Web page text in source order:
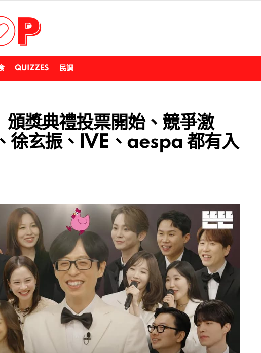
QUIZZES 民調
獎典禮投票開始、競爭激
徐玄振、IVE、aespa 都有入